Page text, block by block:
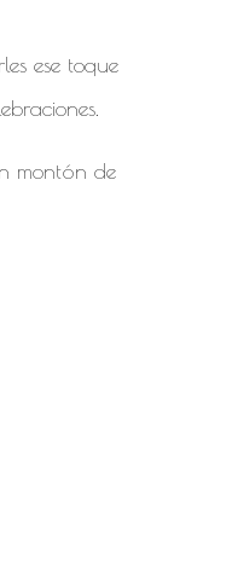
ese toque
montón de